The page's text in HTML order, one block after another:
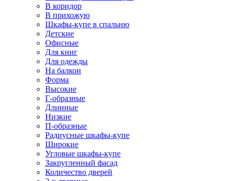
В коридор
В прихожую
Шкафы-купе в спальню
Детские
Офисные
Для книг
Для одежды
На балкон
Форма
Высокие
Г-образные
Длинные
Низкие
П-образные
Радиусные шкафы-купе
Широкие
Угловые шкафы-купе
Закругленный фасад
Количество дверей